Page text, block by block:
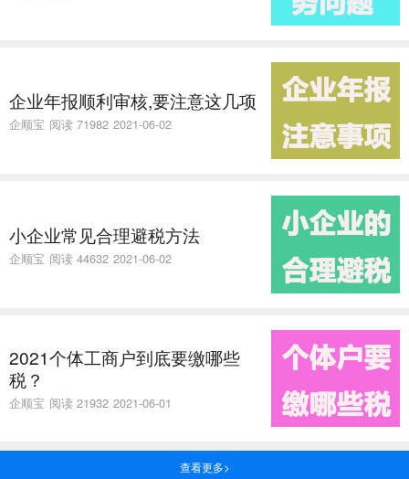
企业年报顺利审核,要注意这几项
企顺宝 阅读 71982 2021-06-02
小企业常见合理避税方法
企顺宝 阅读 44632 2021-06-02
2021个体工商户到底要缴哪些
税？
企顺宝 阅读 21932 2021-06-01
查看更多>